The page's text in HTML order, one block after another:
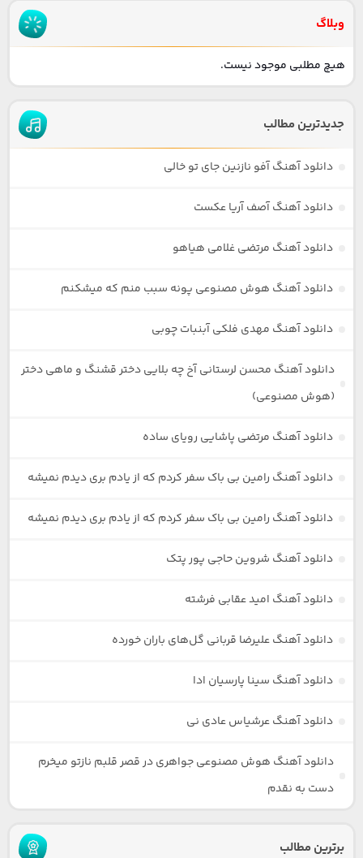
وبلاگ
هیچ مطلبی موجود نیست.
جدیدترین مطالب
دانلود آهنگ آفو نازنین جای تو خالی
دانلود آهنگ آصف آریا عکست
دانلود آهنگ مرتضی غلامی هیاهو
دانلود آهنگ هوش مصنوعی پونه سبب منم که میشکنم
دانلود آهنگ مهدی فلکی آبنبات چوبی
دانلود آهنگ محسن لرستانی آخ چه بلایی دختر قشنگ و ماهی دختر
(هوش مصنوعی)
دانلود آهنگ مرتضی پاشایی رویای ساده
دانلود آهنگ رامین بی باک سفر کردم که از یادم بری دیدم نمیشه
دانلود آهنگ رامین بی باک سفر کردم که از یادم بری دیدم نمیشه
دانلود آهنگ شروین حاجی پور پتک
دانلود آهنگ امید عقابی فرشته
دانلود آهنگ علیرضا قربانی گل‌های باران خورده
دانلود آهنگ سینا پارسیان ادا
دانلود آهنگ عرشیاس عادی نی
دانلود آهنگ هوش مصنوعی جواهری در قصر قلبم نازتو میخرم
دست به نقدم
برترین مطالب